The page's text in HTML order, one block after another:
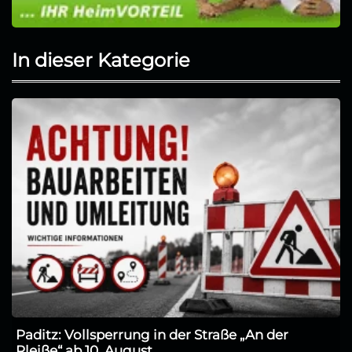
In dieser Kategorie
Paditz: Vollsperrung in der Straße „An der